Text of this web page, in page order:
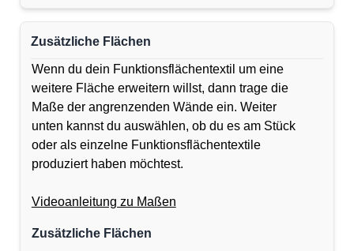
Zusätzliche Flächen
Wenn du dein Funktionsflächentextil um eine
weitere Fläche erweitern willst, dann trage die
Maße der angrenzenden Wände ein. Weiter
unten kannst du auswählen, ob du es am Stück
oder als einzelne Funktionsflächentextile
produziert haben möchtest.
Videoanleitung zu Maßen
Zusätzliche Flächen